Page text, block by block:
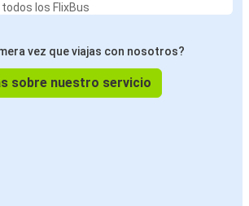
los FlixBus
vez que viajas con nosotros?
sobre nuestro servicio